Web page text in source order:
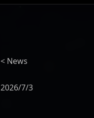
News
2026/7/3